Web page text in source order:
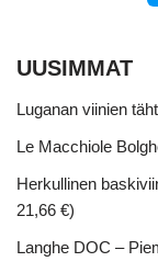
UUSIMMAT
Luganan viinien
Le Macchiole
Herkullinen
21,66 €)
Langhe DOC –